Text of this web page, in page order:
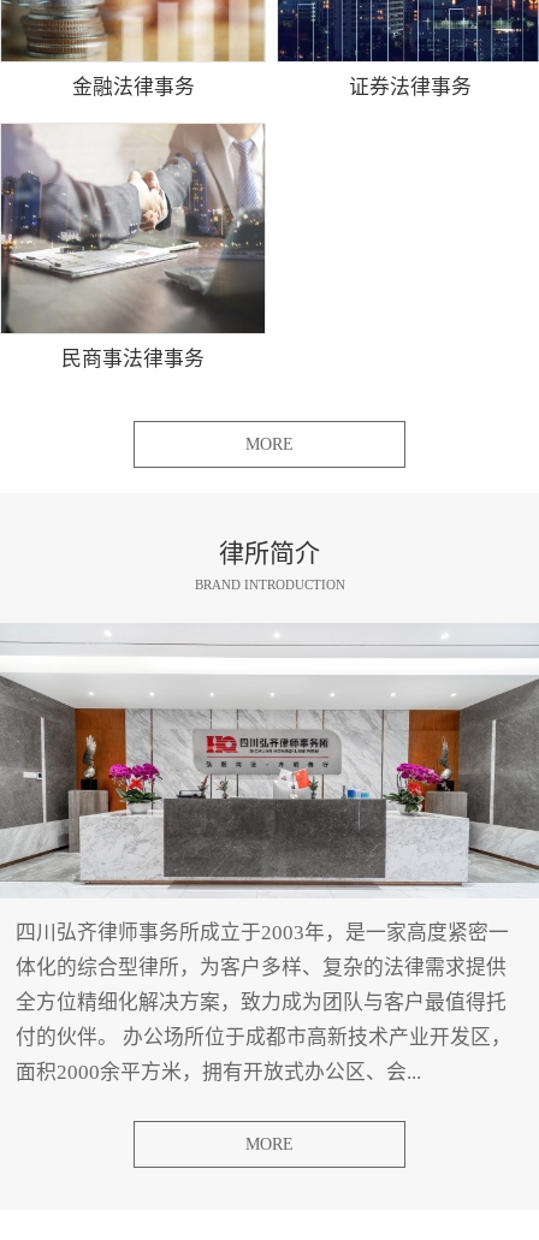
金融法律事务 证券法律事务
民商事法律事务
MORE
律所简介
BRAND INTRODUCTION
四川弘齐律师事务所成立于2003年，是一家高度紧密一
体化的综合型律所，为客户多样、复杂的法律需求提供
全方位精细化解决方案，致力成为团队与客户最值得托
付的伙伴。 办公场所位于成都市高新技术产业开发区，
面积2000余平方米，拥有开放式办公区、会...
MORE